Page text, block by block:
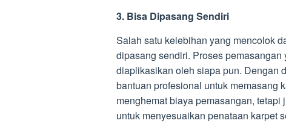
3. Bisa Dipasang Sendiri
Salah satu kelebihan yang mencolok
dipasang sendiri. Proses
diaplikasikan oleh siapa pun. Dengan
bantuan profesional untuk memasang
menghemat biaya pemasangan,
untuk menyesuaikan penataan karpet